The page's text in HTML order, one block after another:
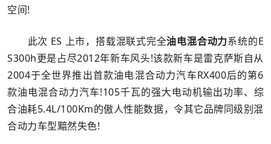
空间!
此次 ES 上市，搭载混联式完全油电混合动力系统的E
S300h更是占尽2012年新车风头!该款新车是雷克萨斯自从
2004于全世界推出首款油电混合动力汽车RX400后的第6
款油电混合动力汽车!105千瓦的强大电动机输出功率、综
合油耗5.4L/100Km的傲人性能数据，令其它品牌同级别混
合动力车型黯然失色!